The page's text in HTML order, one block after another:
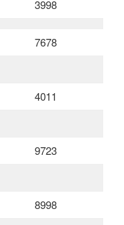
3998
7678
4011
9723
8998